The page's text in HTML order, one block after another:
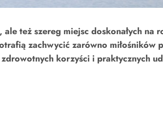
też szereg miejsc doskonałych na
zachwycić zarówno miłośników
korzyści i praktycznych